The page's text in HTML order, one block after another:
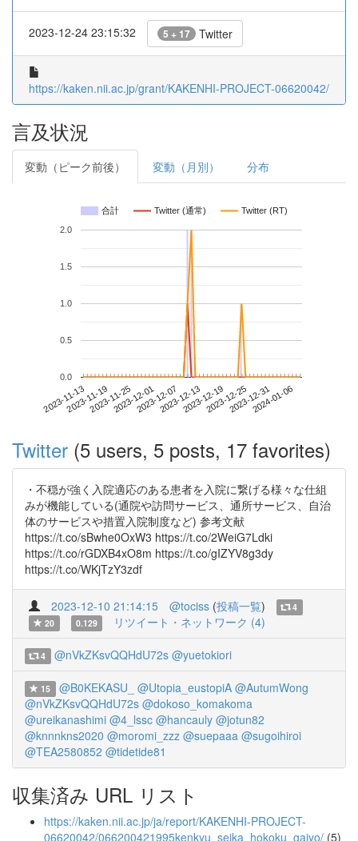
2023-12-24 23:15:32 5 + 17 Twitter
https://kaken.nii.ac.jp/grant/KAKENHI-PROJECT-06620042/
言及状況
変動（ピーク前後） 変動（月別） 分布
合計 Twitter (通常) Twitter (RT)
2023-11-132023-11-192023-11-252023-12-012023-12-072023-12-132023-12-192023-12-252023-12-312024-01-06
0.0
0.5
1.0
1.5
2.0
Twitter (5 users, 5 posts, 17 favorites)
・不穏が強く入院適応のある患者を入院に繋げる様々な仕組
みが機能している(通院や訪問サービス、通所サービス、自治
体のサービスや措置入院制度など) 参考文献
https://t.co/sBwhe0OxW3 https://t.co/2WeiG7Ldki
https://t.co/rGDXB4xO8m https://t.co/gIZYV8g3dy
https://t.co/WKjTzY3zdf
2023-12-10 21:14:15 @tociss (投稿一覧)
4
20
0.129 リツイート・ネットワーク (4)
4 @nVkZKsvQQHdU72s @yuetokiori
15 @B0KEKASU_ @Utopia_eustopiA @AutumWong
@nVkZKsvQQHdU72s @dokoso_komakoma
@ureikanashimi @4_lssc @hancauly @jotun82
@knnnkns2020 @moromi_zzz @suepaaa @sugoihiroi
@TEA2580852 @tidetide81
収集済み URL リスト
https://kaken.nii.ac.jp/ja/report/KAKENHI-PROJECT-
06620042/066200421995kenkyu_seika_hokoku_gaiyo/ (5)